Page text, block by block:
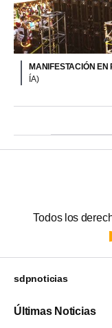
MANIFESTACIÓN
ÍA)
Todos los
sdpnoticias
Últimas Noticias